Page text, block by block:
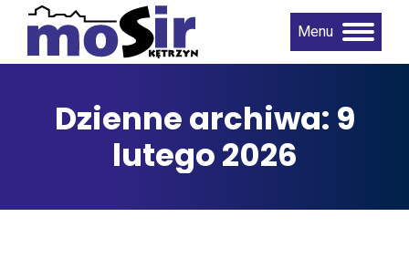
Menu
Dzienne archiwa: 9
lutego 2026